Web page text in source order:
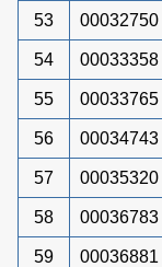
53 00032750
54 00033358
55 00033765
56 00034743
57 00035320
58 00036783
59 00036881